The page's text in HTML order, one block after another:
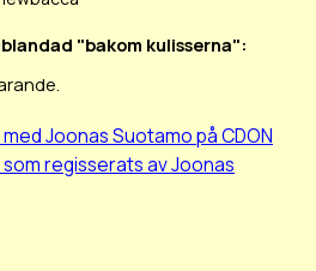
"bakom kulisserna":
Joonas Suotamo på CDON
regisserats av Joonas